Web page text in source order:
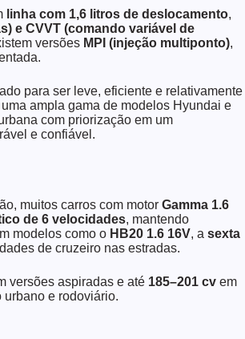
linha com 1,6 litros de deslocamento,
e CVVT (comando variável de
versões MPI (injeção multiponto),
para ser leve, eficiente e relativamente
ampla gama de modelos Hyundai e
com priorização em um
e confiável.
muitos carros com motor Gamma 1.6
de 6 velocidades, mantendo
modelos como o HB20 1.6 16V, a sexta
de cruzeiro nas estradas.
versões aspiradas e até 185–201 cv em
urbano e rodoviário.